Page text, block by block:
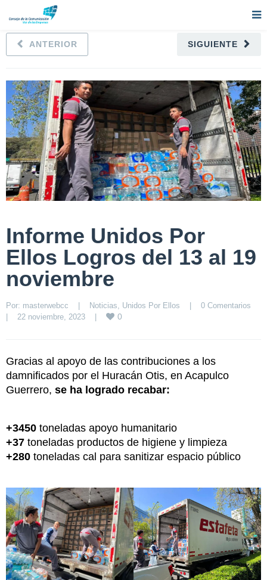
SIGUIENTE
ANTERIOR
Informe Unidos Por
Ellos Logros del 13 al 19
noviembre
Por: masterwebcc | Noticias Unidos Por Ellos |
0 Comentarios
|
22 noviembre, 2023 | 0
Gracias al apoyo de las contribuciones a los
damnificados por el Huracán Otis, en Acapulco
Guerrero, se ha logrado recabar:
+3450 toneladas apoyo humanitario
+37 toneladas productos de higiene y limpieza
+280 toneladas cal para sanitizar espacio público